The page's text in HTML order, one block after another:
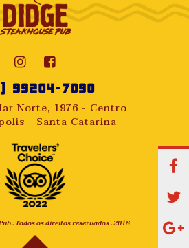
99204-7090
Norte, 1976 - Centro
- Santa Catarina
. Todos os direitos reservados . 2018